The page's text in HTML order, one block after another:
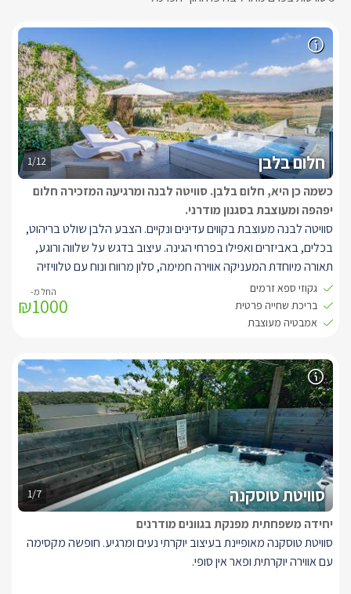
1/12 חלום בלבן
כשמה כן היא, חלום בלבן. סוויטה לבנה ומרגיעה המזכירה חלום
יפהפה ומעוצבת בסגנון מודרני.
סוויטה לבנה מעוצבת בקווים עדינים ונקיים. הצבע הלבן שולט בריהוט,
בכלים, באביזרים ואפילו בפרחי הגינה. עיצוב בדגש על שלווה ורוגע,
תאורה מיוחדת המעניקה אווירה חמימה, סלון מרווח ונוח עם טלוויזיה
LCD וערוצי HOT, אינטרנט אלחוטי, בר אוכל מודרני, במקלחת כיור
בסגנון העיצוב של פיליפ סטארק.
מטבח מאובזר הכולל מקרר, מכונת קפה, מיקרו תנור, כיריים חשמליות,
חלוקים וסבונים. חדר שינה לבן ומרגיע בעל מיטה זוגית נוחה מטר
שמונים. מיזוג אוויר. בחצר הפרטית של הסוויטה גקוזי ספא גדול
(2.20/2.20), בריכת שחייה פרטית, מיטות שיזוף ופינת ישיבה, ונוף
כפרי המשקיף להר הכרמל הירוק.
* הכניסה לסוויטה נמצאת מעל מפלס הרחוב - ישנן מדרגות (כ2.5
מטר)אל הכניסה - להולכי הרחוב אין זווית ראייה אל פנים או חצר
הסוויטה, אך לאלו המעדיפים ישנו וילון חיצוני שניתן לסגירה לפרטיות
מלאה.
*מול הסוויטה נבנה בית שאינו נראה בתמונות ומסתיר את הנוף
גקוזי ספא זרמים
בריכת שחייה פרטית
אמבטיה מעוצבת
₪1000
1/7 סוויטת טוסקנה
יחידה משפחתית מפנקת בגוונים מודרנים
סוויטת טוסקנה מאופיינת בעיצוב יוקרתי נעים ומרגיע. חופשה מקסימה
עם אווירה יוקרתית ופאר אין סופי.